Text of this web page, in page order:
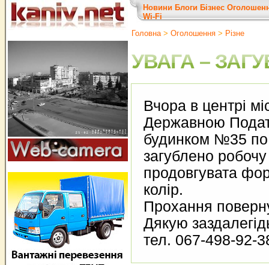
Новини Блоги Бізнес
Wi-Fi
Головна> Оголошення > Різне
УВАГА –
Вчора в центрі
Державною
будинком №35 по
загублено
продовгувата
колір.
Прохання
Дякую
тел. 067-498-92-